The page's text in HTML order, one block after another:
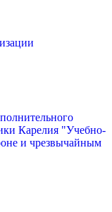
Карелия "Учебно-
и чрезвычайным